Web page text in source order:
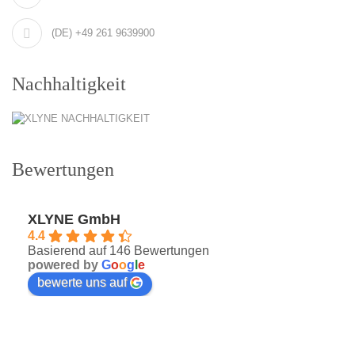
(DE) +49 261 9639900
Nachhaltigkeit
Bewertungen
XLYNE GmbH
4.4
Basierend auf 146 Bewertungen
powered by Goog e
bewerte uns auf